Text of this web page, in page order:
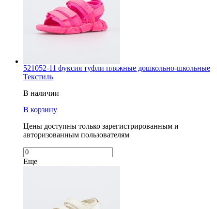
521052-11 фуксия туфли пляжные дошкольно-школьные
Текстиль
В наличии
В корзину
Цены доступны только зарегистрированным и
авторизованным пользователям
Еще